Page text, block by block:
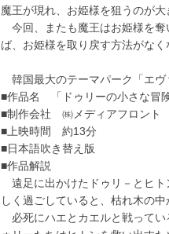
魔王が現れ、お姫様を狙うのが大
今回、またも魔王はお姫様を奪
ば、お姫様を取り戻す方法がな
韓国最大のテーマパーク「エヴ
■作品名 「ドゥリーの小さな冒険
■制作会社 ㈱メディアフロント
■上映時間 約13分
■日本語吹き替え版
■作品解説
遠足に出かけたドゥリ－とヒト
しく過ごしていると、枯れ木の
必死にハエとカエルと戦ってい